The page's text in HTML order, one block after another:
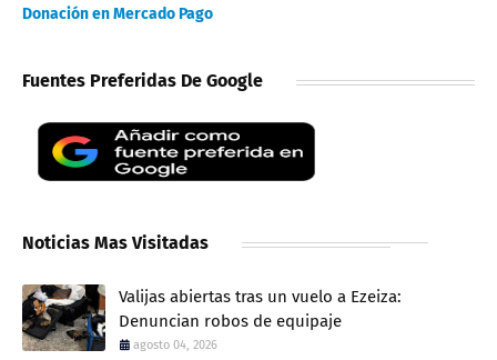
Donación en Mercado Pago
Fuentes Preferidas De Google
Noticias Mas Visitadas
Valijas abiertas tras un vuelo a Ezeiza:
Denuncian robos de equipaje
agosto 04, 2026